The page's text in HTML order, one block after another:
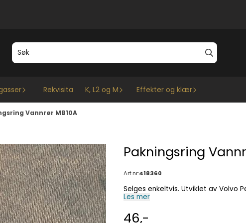
Rekvisita K, L2 og M Effekter og klær
Vannrør MB10A
Pakningsring
Art.nr:418360
Selges enkeltvis. Utviklet av Volvo
Les mer
46,-